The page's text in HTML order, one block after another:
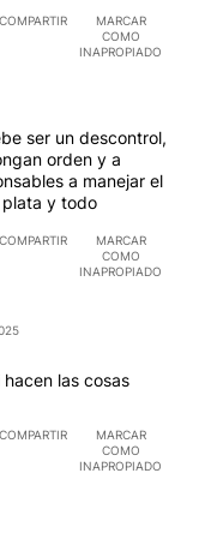
COMPARTIR
MARCAR
COMO
INAPROPIADO
ser un descontrol,
orden y a
a manejar el
plata y todo
COMPARTIR
MARCAR
COMO
INAPROPIADO
las cosas
COMPARTIR
MARCAR
COMO
INAPROPIADO